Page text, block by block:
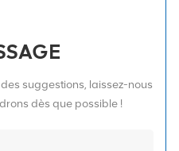
suggestions, laissez-nous
dès que possible !